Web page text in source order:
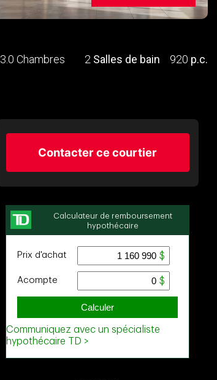
3.0 Chambres 2 Salles de bain 920 p.c.
Contacter ce courtier